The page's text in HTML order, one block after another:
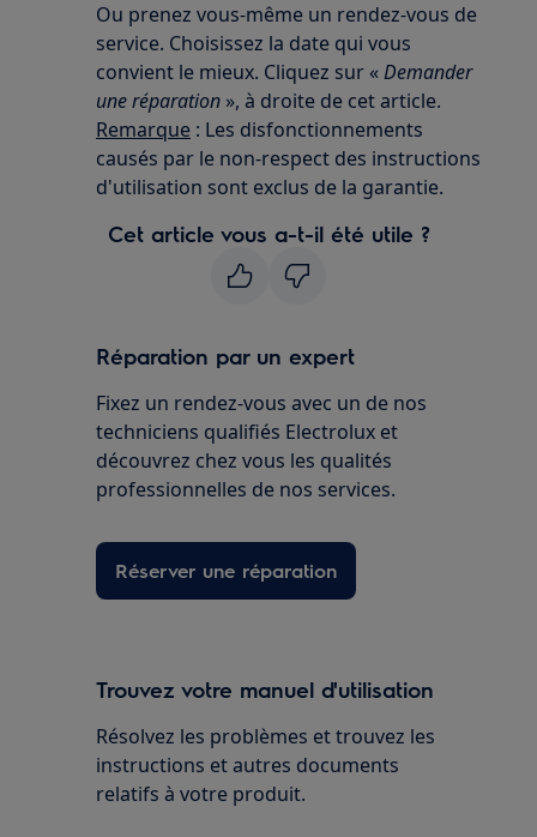
Ou prenez vous-même un rendez-vous de
service. Choisissez la date qui vous
convient le mieux. Cliquez sur «Demander
une réparation », à droite de cet article.
Remarque : Les disfonctionnements
causés par le non-respect des instructions
d'utilisation sont exclus de la garantie.
Cet article vous a-t-il été utile ?
Réparation par un expert
Fixez un rendez-vous avec un de nos
techniciens qualifiés Electrolux et
découvrez chez vous les qualités
professionnelles de nos services.
Réserver une réparation
Trouvez votre manuel d'utilisation
Résolvez les problèmes et trouvez les
instructions et autres documents
relatifs à votre produit.